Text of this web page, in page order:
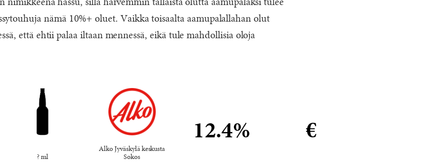
nimikkeenä hassu, sillä harvemmin tällaista olutta aamupalaksi tulee
nämä 10%+ oluet. Vaikka toisaalta aamupalallahan olut
että ehtii palaa iltaan mennessä, eikä tule mahdollisia oloja
? ml
Alko Jyväskylä keskusta
Sokos
12.4% €